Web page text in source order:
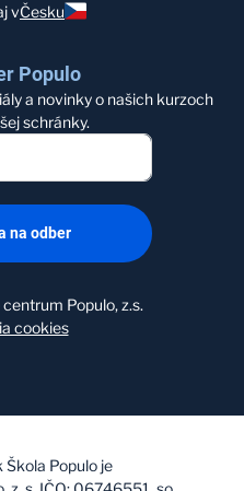
vČesku
Populo
a novinky o našich kurzoch
schránky.
na odber
Populo, z.s.
cookies
Populo je